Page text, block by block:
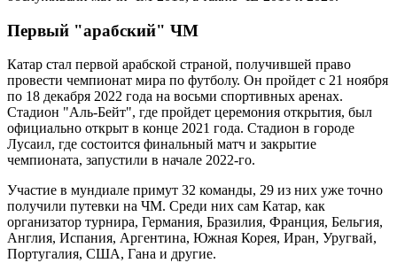
Первый "арабский" ЧМ
Катар стал первой арабской страной, получившей право
провести чемпионат мира по футболу. Он пройдет с 21 ноября
по 18 декабря 2022 года на восьми спортивных аренах.
Стадион "Аль-Бейт", где пройдет церемония открытия, был
официально открыт в конце 2021 года. Стадион в городе
Лусаил, где состоится финальный матч и закрытие
чемпионата, запустили в начале 2022-го.
Участие в мундиале примут 32 команды, 29 из них уже точно
получили путевки на ЧМ. Среди них сам Катар, как
организатор турнира, Германия, Бразилия, Франция, Бельгия,
Англия, Испания, Аргентина, Южная Корея, Иран, Уругвай,
Португалия, США, Гана и другие.